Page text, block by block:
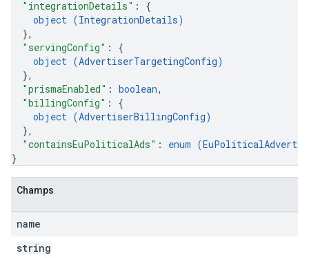
"integrationDetails" : {
object (IntegrationDetails)
},
"servingConfig" : {
object (AdvertiserTargetingConfig)
},
"prismaEnabled" : boolean,
"billingConfig" : {
object (AdvertiserBillingConfig)
},
"containsEuPoliticalAds" : enum (
}
Champs
name
string